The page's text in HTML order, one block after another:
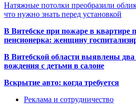
Натяжные потолки преобразили
что нужно знать перед установкой
В Витебске при пожаре в квартире
пенсионерка: женщину
В Витебской области выявлены два
вождения с детьми в салоне
Вскрытие авто: когда требуется
Реклама и сотрудничество